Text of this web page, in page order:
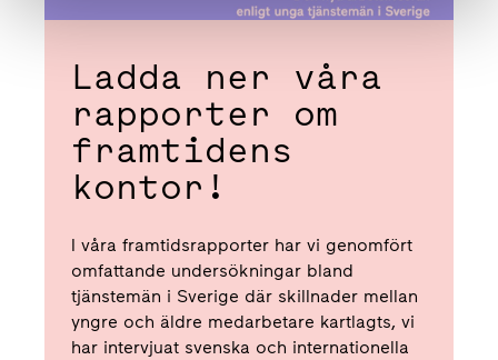
Ladda ner våra
rapporter om
framtidens
kontor!
I våra framtidsrapporter har vi genomfört
omfattande undersökningar bland
tjänstemän i Sverige där skillnader mellan
yngre och äldre medarbetare kartlagts, vi
har intervjuat svenska och internationella